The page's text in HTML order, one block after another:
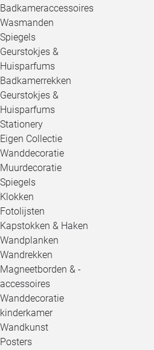
Badkameraccessoires
Wasmanden
Spiegels
Geurstokjes &
Huisparfums
Badkamerrekken
Geurstokjes &
Huisparfums
Stationery
Eigen Collectie
Wanddecoratie
Muurdecoratie
Spiegels
Klokken
Fotolijsten
Kapstokken & Haken
Wandplanken
Wandrekken
Magneetborden & -
accessoires
Wanddecoratie
kinderkamer
Wandkunst
Posters